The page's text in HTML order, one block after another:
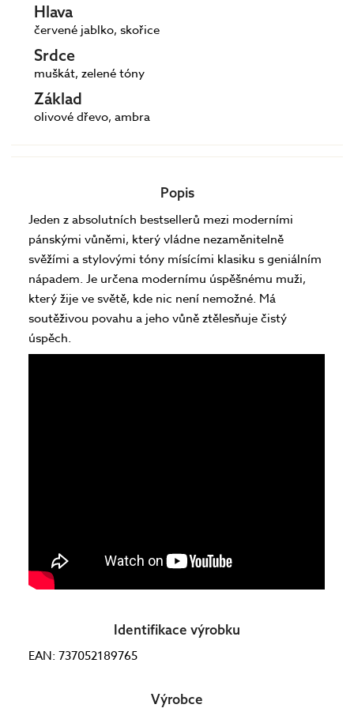
Hlava
červené jablko, skořice
Srdce
muškát, zelené tóny
Základ
olivové dřevo, ambra
Popis
Jeden z absolutních bestsellerů mezi moderními
pánskými vůněmi, který vládne nezaměnitelně
svěžími a stylovými tóny mísícími klasiku s geniálním
nápadem. Je určena modernímu úspěšnému muži,
který žije ve světě, kde nic není nemožné. Má
soutěživou povahu a jeho vůně ztělesňuje čistý
úspěch.
Identifikace výrobku
EAN: 737052189765
Výrobce